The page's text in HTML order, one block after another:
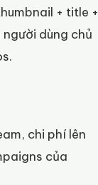
+ title +
dùng chủ
chi phí lên
của